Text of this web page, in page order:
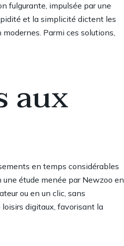
fulgurante, impulsée par une
et la simplicité dictent les
Parmi ces solutions,
aux
en temps considérables
étude menée par Newzoo en
ou en un clic, sans
digitaux, favorisant la